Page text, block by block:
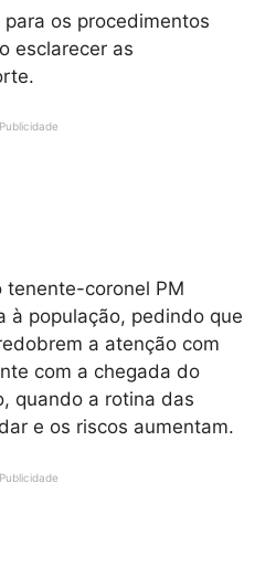
os procedimentos
esclarecer as
Publicidade
tenente-coronel PM
à população, pedindo que
a atenção com
com a chegada do
quando a rotina das
e os riscos aumentam.
Publicidade